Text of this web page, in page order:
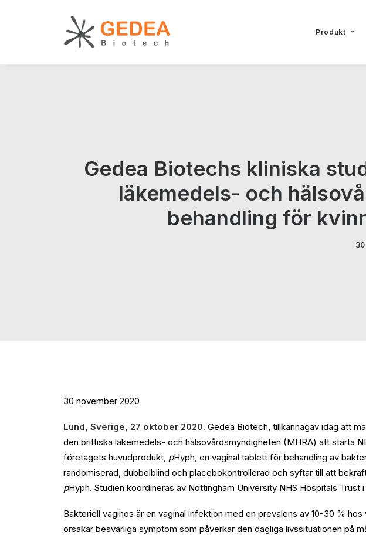
Produkt
Gedea Biotechs kliniska
läkemedels- och
behandling för
30 november 2020
Lund, Sverige, 27 oktober 2020. Gedea Biotech, tillkännagav idag att
den brittiska läkemedels- och hälsovårdsmyndigheten (MHRA) att starta
företagets huvudprodukt, pHyph, en vaginal tablett för behandling av
randomiserad, dubbelblind och placebokontrollerad och syftar till att
pHyph. Studien koordineras av Nottingham University NHS Hospitals Trust
Bakteriell vaginos är en vaginal infektion med en prevalens av 10-30 % hos
orsakar besvärliga symptom som påverkar den dagliga livssituationen på